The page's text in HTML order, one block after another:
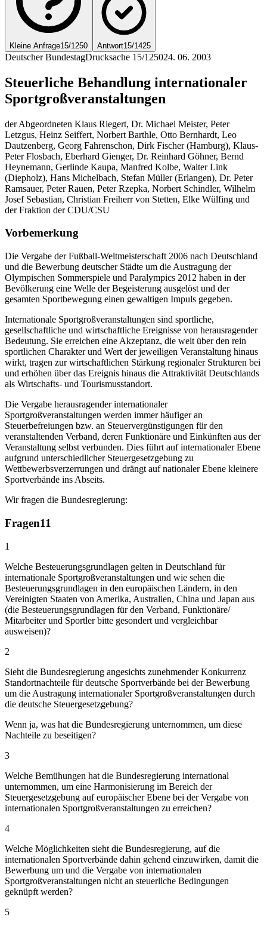
Kleine Anfrage15/1250 Antwort15/1425
Deutscher BundestagDrucksache 15/125024. 06. 2003
Steuerliche Behandlung internationaler
Sportgroßveranstaltungen
der Abgeordneten Klaus Riegert, Dr. Michael Meister, Peter
Letzgus, Heinz Seiffert, Norbert Barthle, Otto Bernhardt, Leo
Dautzenberg, Georg Fahrenschon, Dirk Fischer (Hamburg), Klaus-
Peter Flosbach, Eberhard Gienger, Dr. Reinhard Göhner, Bernd
Heynemann, Gerlinde Kaupa, Manfred Kolbe, Walter Link
(Diepholz), Hans Michelbach, Stefan Müller (Erlangen), Dr. Peter
Ramsauer, Peter Rauen, Peter Rzepka, Norbert Schindler, Wilhelm
Josef Sebastian, Christian Freiherr von Stetten, Elke Wülfing und
der Fraktion der CDU/CSU
Vorbemerkung
Die Vergabe der Fußball-Weltmeisterschaft 2006 nach Deutschland
und die Bewerbung deutscher Städte um die Austragung der
Olympischen Sommerspiele und Paralympics 2012 haben in der
Bevölkerung eine Welle der Begeisterung ausgelöst und der
gesamten Sportbewegung einen gewaltigen Impuls gegeben.
Internationale Sportgroßveranstaltungen sind sportliche,
gesellschaftliche und wirtschaftliche Ereignisse von herausragender
Bedeutung. Sie erreichen eine Akzeptanz, die weit über den rein
sportlichen Charakter und Wert der jeweiligen Veranstaltung hinaus
wirkt, tragen zur wirtschaftlichen Stärkung regionaler Strukturen bei
und erhöhen über das Ereignis hinaus die Attraktivität Deutschlands
als Wirtschafts- und Tourismusstandort.
Die Vergabe herausragender internationaler
Sportgroßveranstaltungen werden immer häufiger an
Steuerbefreiungen bzw. an Steuervergünstigungen für den
veranstaltenden Verband, deren Funktionäre und Einkünften aus der
Veranstaltung selbst verbunden. Dies führt auf internationaler Ebene
aufgrund unterschiedlicher Steuergesetzgebung zu
Wettbewerbsverzerrungen und drängt auf nationaler Ebene kleinere
Sportverbände ins Abseits.
Wir fragen die Bundesregierung:
Fragen11
1
Welche Besteuerungsgrundlagen gelten in Deutschland für
internationale Sportgroßveranstaltungen und wie sehen die
Besteuerungsgrundlagen in den europäischen Ländern, in den
Vereinigten Staaten von Amerika, Australien, China und Japan aus
(die Besteuerungsgrundlagen für den Verband, Funktionäre/
Mitarbeiter und Sportler bitte gesondert und vergleichbar
ausweisen)?
2
Sieht die Bundesregierung angesichts zunehmender Konkurrenz
Standortnachteile für deutsche Sportverbände bei der Bewerbung
um die Austragung internationaler Sportgroßveranstaltungen durch
die deutsche Steuergesetzgebung?
Wenn ja, was hat die Bundesregierung unternommen, um diese
Nachteile zu beseitigen?
3
Welche Bemühungen hat die Bundesregierung international
unternommen, um eine Harmonisierung im Bereich der
Steuergesetzgebung auf europäischer Ebene bei der Vergabe von
internationalen Sportgroßveranstaltungen zu erreichen?
4
Welche Möglichkeiten sieht die Bundesregierung, auf die
internationalen Sportverbände dahin gehend einzuwirken, damit die
Bewerbung um und die Vergabe von internationalen
Sportgroßveranstaltungen nicht an steuerliche Bedingungen
geknüpft werden?
5